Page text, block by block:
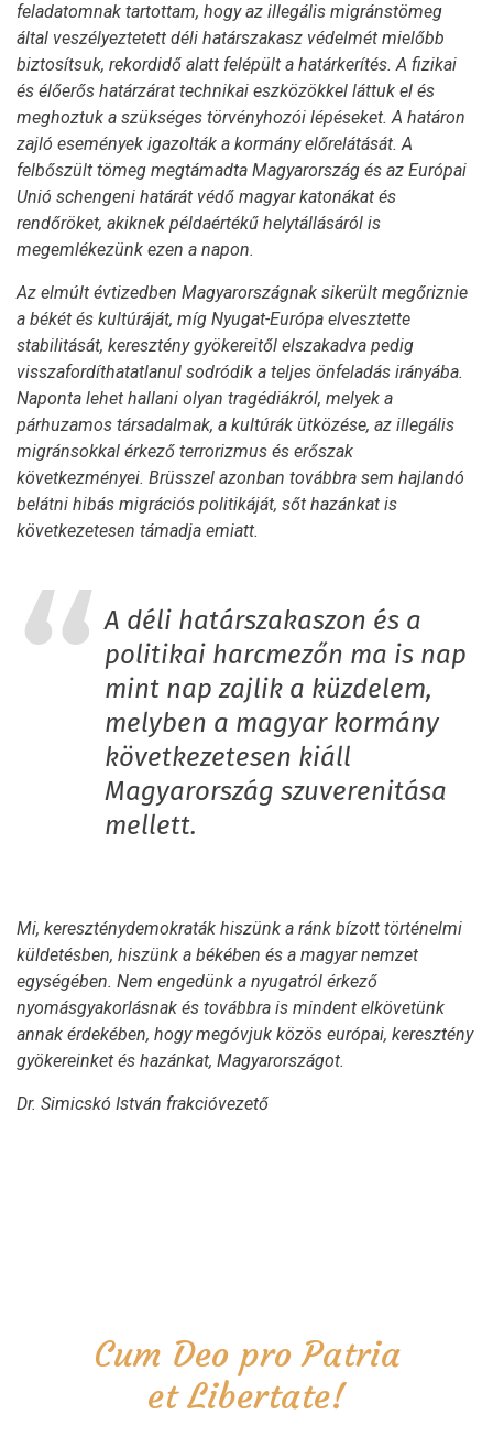
feladatomnak tartottam, hogy az illegális migránstömeg
által veszélyeztetett déli határszakasz védelmét mielőbb
biztosítsuk, rekordidő alatt felépült a határkerítés. A fizikai
és élőerős határzárat technikai eszközökkel láttuk el és
meghoztuk a szükséges törvényhozói lépéseket. A határon
zajló események igazolták a kormány előrelátását. A
felbőszült tömeg megtámadta Magyarország és az Európai
Unió schengeni határát védő magyar katonákat és
rendőröket, akiknek példaértékű helytállásáról is
megemlékezünk ezen a napon.
Az elmúlt évtizedben Magyarországnak sikerült megőriznie
a békét és kultúráját, míg Nyugat-Európa elvesztette
stabilitását, keresztény gyökereitől elszakadva pedig
visszafordíthatatlanul sodródik a teljes önfeladás irányába.
Naponta lehet hallani olyan tragédiákról, melyek a
párhuzamos társadalmak, a kultúrák ütközése, az illegális
migránsokkal érkező terrorizmus és erőszak
következményei. Brüsszel azonban továbbra sem hajlandó
belátni hibás migrációs politikáját, sőt hazánkat is
következetesen támadja emiatt.
A déli határszakaszon és a
politikai harcmezőn ma is nap
mint nap zajlik a küzdelem,
melyben a magyar kormány
következetesen kiáll
Magyarország szuverenitása
mellett.
Mi, kereszténydemokraták hiszünk a ránk bízott történelmi
küldetésben, hiszünk a békében és a magyar nemzet
egységében. Nem engedünk a nyugatról érkező
nyomásgyakorlásnak és továbbra is mindent elkövetünk
annak érdekében, hogy megóvjuk közös európai, keresztény
gyökereinket és hazánkat, Magyarországot.
Dr. Simicskó István frakcióvezető
Cum Deo pro Patria
et Libertate!